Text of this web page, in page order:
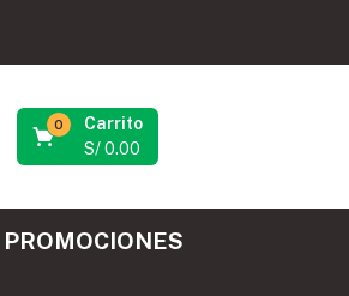
Carrito
0
S/0.00
PROMOCIONES